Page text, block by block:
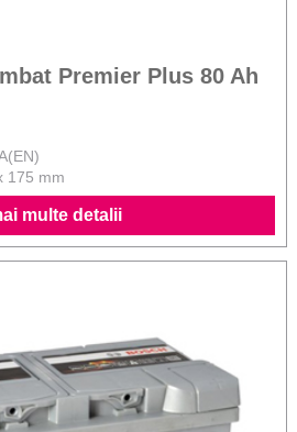
Premier Plus 80 Ah
175 mm
multe detalii